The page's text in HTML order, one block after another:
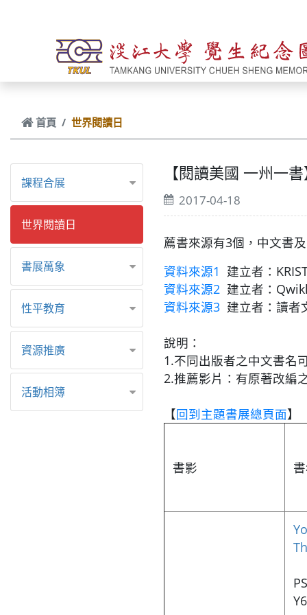
首頁 世界閱讀日
課程合展
世界閱讀日
書展萬象
性平教育
資源推廣
活動相簿
【閱讀美國 一州一
2017-04-18
薦書來源有3個，中文書
資料來源1 建立者
資料來源2 建立者
資料來源3 建立者
說明：
1.不同出版者之中文書名
2.推薦影片：有原著改編
【回到主題書展總頁面】
書影